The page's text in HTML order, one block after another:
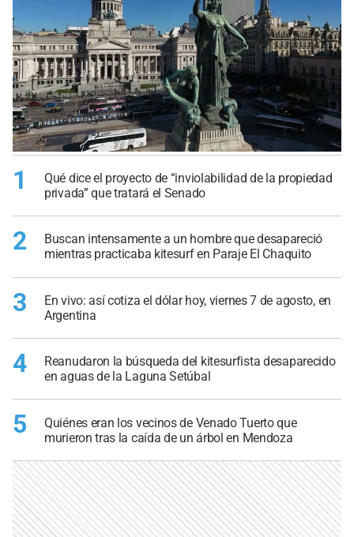
1
Qué dice el proyecto de “inviolabilidad de la propiedad
privada” que tratará el Senado
2
Buscan intensamente a un hombre que desapareció
mientras practicaba kitesurf en Paraje El Chaquito
3
En vivo: así cotiza el dólar hoy, viernes 7 de agosto, en
Argentina
4
Reanudaron la búsqueda del kitesurfista desaparecido
en aguas de la Laguna Setúbal
5
Quiénes eran los vecinos de Venado Tuerto que
murieron tras la caída de un árbol en Mendoza